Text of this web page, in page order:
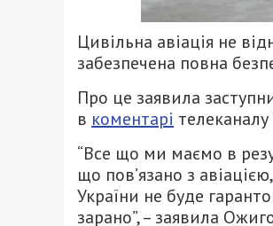
Цивільна авіація не
забезпечена повна
Про це заявила
в коментарі телеканалу
“Все що ми маємо в
що пов’язано з
України не буде
зарано”, – заявила